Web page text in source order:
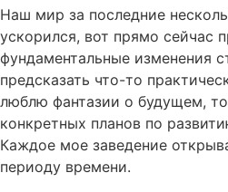
Наш мир за последние
ускорился, вот прямо сейчас
фундаментальные изменения
предсказать что-то
люблю фантазии о будущем,
конкретных планов по
Каждое мое заведение
периоду времени.